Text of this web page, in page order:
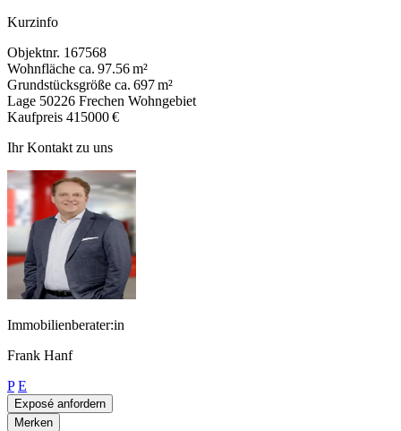
Kurzinfo
Objektnr. 167568
Wohnfläche ca. 97.56 m²
Grundstücksgröße ca. 697 m²
Lage 50226 Frechen Wohngebiet
Kaufpreis 415000 €
Ihr Kontakt zu uns
Immobilienberater:in
Frank Hanf
P E
Exposé anfordern
Merken